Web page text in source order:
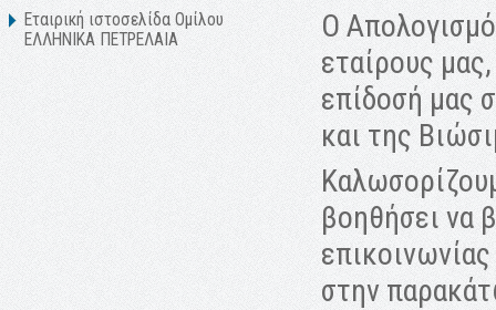
Εταιρική ιστοσελίδα Ομίλου
ΕΛΛΗΝΙΚΑ ΠΕΤΡΕΛΑΙΑ
Ο
εταίρους
επίδοσή μας
και της
βοηθήσει να
στην